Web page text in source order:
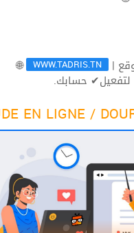
WWW.TADRIS.TN
🌐
لتفعيل✔ حسابك.
EN LIGNE /